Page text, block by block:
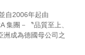
自2006年起由
集團－〝品質至上、
洲成為德國母公司之